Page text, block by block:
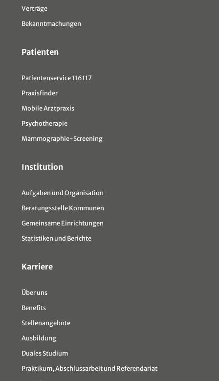
Verträge
Bekanntmachungen
Patienten
Patientenservice 116117
Praxisfinder
Mobile Arztpraxis
Psychotherapie
Mammographie-Screening
Institution
Aufgaben und Organisation
Beratungsstelle Kommunen
Gemeinsame Einrichtungen
Statistiken und Berichte
Karriere
Über uns
Benefits
Stellenangebote
Ausbildung
Duales Studium
Praktikum, Abschlussarbeit und Referendariat